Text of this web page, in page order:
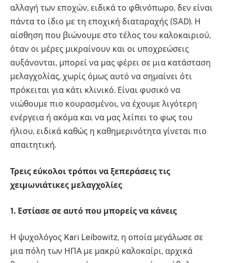
αλλαγή των εποχών, ειδικά το φθινόπωρο, δεν είναι
πάντα το ίδιο με τη εποχική διαταραχής (SAD). Η
αίσθηση που βιώνουμε στο τέλος του καλοκαιριού,
όταν οι μέρες μικραίνουν και οι υποχρεώσεις
αυξάνονται, μπορεί να μας φέρει σε μια κατάσταση
μελαγχολίας, χωρίς όμως αυτό να σημαίνει ότι
πρόκειται για κάτι κλινικό. Είναι φυσικό να
νιώθουμε πιο κουρασμένοι, να έχουμε λιγότερη
ενέργεια ή ακόμα και να μας λείπει το φως του
ήλιου, ειδικά καθώς η καθημερινότητα γίνεται πιο
απαιτητική.
Τρεις εύκολοι τρόποι να ξεπεράσεις τις
χειμωνιάτικες μελαγχολίες
1. Εστίασε σε αυτό που μπορείς να κάνεις
Η ψυχολόγος Kari Leibowitz, η οποία μεγάλωσε σε
μια πόλη των ΗΠΑ με μακρύ καλοκαίρι, αρχικά